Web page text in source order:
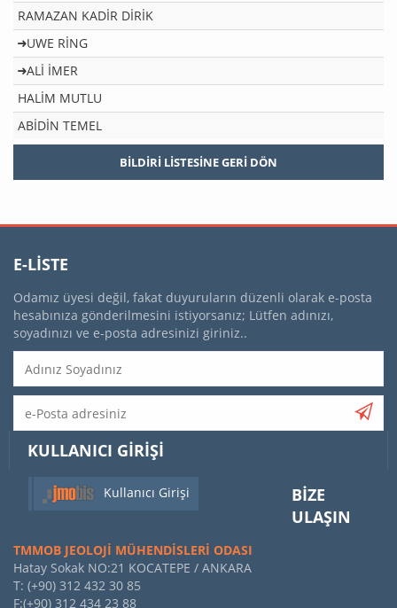
RAMAZAN KADİR DİRİK
UWE RİNG
ALİ İMER
HALİM MUTLU
ABİDİN TEMEL
BILDIRI LISTESINE GERI DÖN
E-LISTE
Odamız üyesi değil, fakat duyuruların düzenli olarak e-posta
hesabınıza gönderilmesini istiyorsanız; Lütfen adınızı,
soyadınızı ve e-posta adresinizi giriniz..
KULLANICI GIRIŞI
Kullanıcı Girişi
BIZE
ULAŞIN
TMMOB JEOLOJİ MÜHENDİSLERİ ODASI
Hatay Sokak NO:21 KOCATEPE / ANKARA
T: (+90) 312 432 30 85
F:(+90) 312 434 23 88